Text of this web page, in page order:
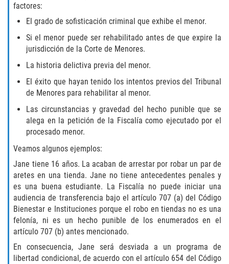
Falsificación o Alteración de una
Prescripción Médica
Delitos de Drogas
Fabricación de Drogas
Leyes sobre Marihuana en California
Posesión de Marihuana para la Venta
Posesión De Parafernalia De Drogas
Posesión de Sustancias Controladas
Controlada para la Venta
factores:
El grado de sofisticación criminal que exhibe el menor.
Si el menor puede ser rehabilitado antes de que expire la
jurisdicción de la Corte de Menores.
La historia delictiva previa del menor.
El éxito que hayan tenido los intentos previos del Tribunal
de Menores para rehabilitar al menor.
Las circunstancias y gravedad del hecho punible que se
alega en la petición de la Fiscalía como ejecutado por el
procesado menor.
Veamos algunos ejemplos:
Jane tiene 16 años. La acaban de arrestar por robar un par de
aretes en una tienda. Jane no tiene antecedentes penales y
es una buena estudiante. La Fiscalía no puede iniciar una
audiencia de transferencia bajo el artículo 707 (a) del Código
Bienestar e Instituciones porque el robo en tiendas no es una
felonía, ni es un hecho punible de los enumerados en el
artículo 707 (b) antes mencionado.
En consecuencia, Jane será desviada a un programa de
libertad condicional, de acuerdo con el artículo 654 del Código